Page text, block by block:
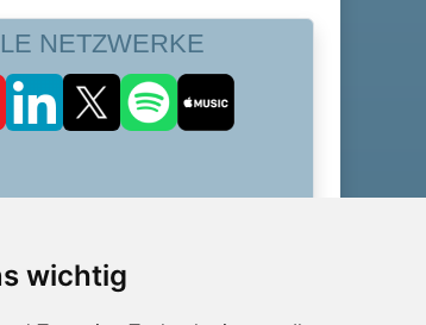
wichtig
NETZWERKE